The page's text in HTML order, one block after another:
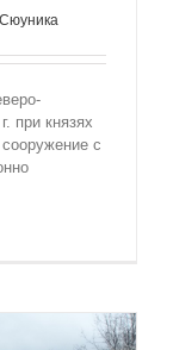
при князях
с